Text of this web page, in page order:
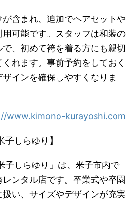
含まれ、追加でヘアセットや
可能です。スタッフは和装の
、初めて袴を着る方にも親切
れます。事前予約をしておく
インを確保しやすくなりま
www.kimono-kurayoshi.com
子しらゆり】
子しらゆり」は、米子市内で
ンタル店です。卒業式や卒園
い、サイズやデザインが充実